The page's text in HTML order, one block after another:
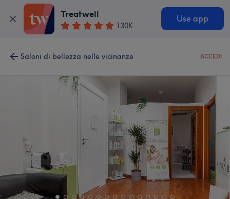
Treatwell
130K
Use app
Saloni di bellezza nelle vicinanze ACCEDI